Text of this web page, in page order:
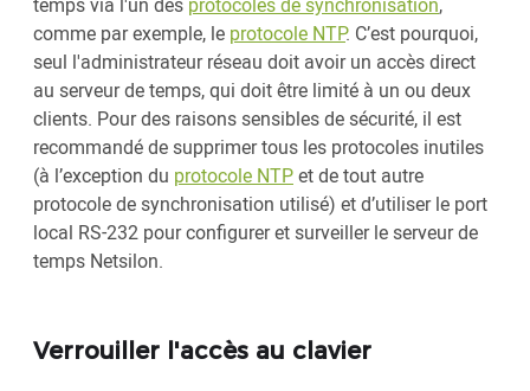
comme par exemple, le protocole NTP. C’est pourquoi,
seul l'administrateur réseau doit avoir un accès direct
au serveur de temps, qui doit être limité à un ou deux
clients. Pour des raisons sensibles de sécurité, il est
recommandé de supprimer tous les protocoles inutiles
(à l’exception du protocole NTPet de tout autre
protocole de synchronisation utilisé) et d’utiliser le port
local RS-232 pour configurer et surveiller le serveur de
temps Netsilon.
Verrouiller l'accès au clavier